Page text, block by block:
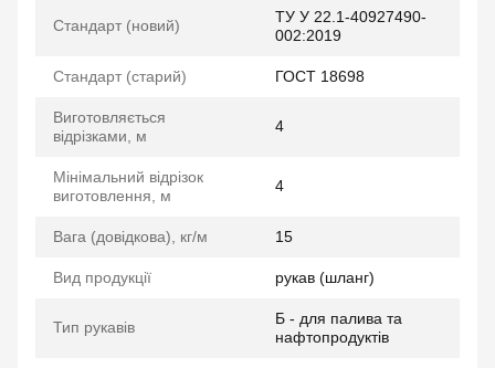
Стандарт (новий)
ТУ У 22.1-40927490-
002:2019
Стандарт (старий) ГОСТ 18698
Виготовляється
відрізками, м
4
Мінімальний відрізок
виготовлення, м
4
Вага (довідкова), кг/м 15
Вид продукції рукав (шланг)
Тип рукавів
Б - для палива та
нафтопродуктів